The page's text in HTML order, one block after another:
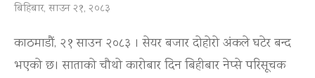
बिहिबार, साउन २१, २०८३
काठमाडौं, २१ साउन २०८३ । सेयर बजार दोहोरो अंकले घटेर बन्द
भएको छ। साताको चौथो कारोबार दिन बिहीबार नेप्से परिसूचक